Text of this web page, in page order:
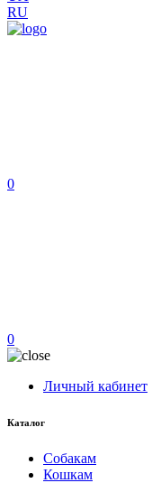
RU
0
0
Личный кабинет
Каталог
Собакам
Кошкам